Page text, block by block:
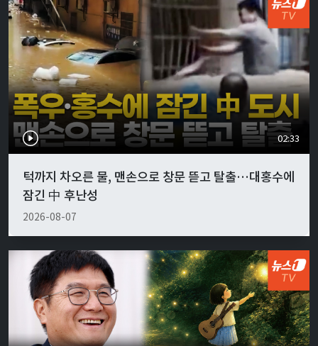
02:33
턱까지 차오른 물, 맨손으로 창문 뜯고 탈출…대홍수에
잠긴 中 후난성
2026-08-07